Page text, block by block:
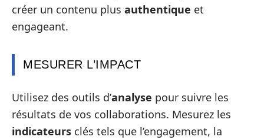
créer un contenu plus authentique et
engageant.
MESURER L’IMPACT
Utilisez des outils d’analyse pour suivre les
résultats de vos collaborations. Mesurez les
indicateurs clés tels que l’engagement, la